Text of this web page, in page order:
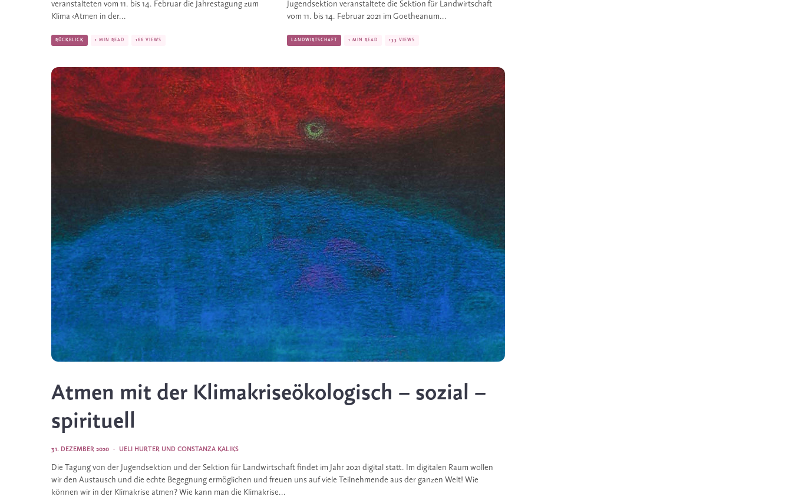
veranstalteten vom 11. bis 14. Februar die Jahrestagung zum
Klima ‹Atmen in der...
RÜCKBLICK 1 MIN READ 166 VIEWS
Jugendsektion veranstaltete die Sektion für Landwirtschaft
vom 11. bis 14. Februar 2021 im Goetheanum...
LANDWIRTSCHAFT 1 MIN READ 133 VIEWS
Atmen mit der Klimakriseökologisch – sozial –
spirituell
UELI HURTER UND CONSTANZA KALIKS
·
31. DEZEMBER 2020
Die Tagung von der Jugendsektion und der Sektion für Landwirtschaft findet im Jahr 2021 digital statt. Im digitalen Raum wollen
wir den Austausch und die echte Begegnung ermöglichen und freuen uns auf viele Teilnehmende aus der ganzen Welt! Wie
können wir in der Klimakrise atmen? Wie kann man die Klimakrise...